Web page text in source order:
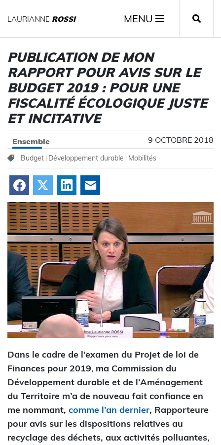
LAURIANNE ROSSI MENU
PUBLICATION DE MON
RAPPORT POUR AVIS SUR LE
BUDGET 2019 : POUR UNE
FISCALITÉ ÉCOLOGIQUE JUSTE
ET INCITATIVE
Ensemble 9 OCTOBRE 2018
Budget | Développement durable | Mobilités
Facebook LinkedIn
Dans le cadre de l’examen du Projet de loi de
Finances pour 2019, ma Commission du
Développement durable et de l’Aménagement
du Territoire m’a de nouveau fait confiance en
me nommant, comme l’an dernier, Rapporteure
pour avis sur les dispositions relatives au
recyclage des déchets, aux activités polluantes,